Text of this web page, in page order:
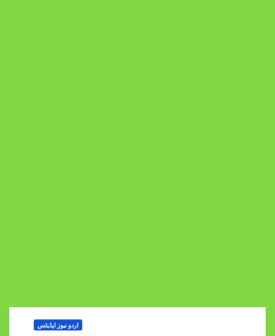
اردو نیوز اپڈیٹس